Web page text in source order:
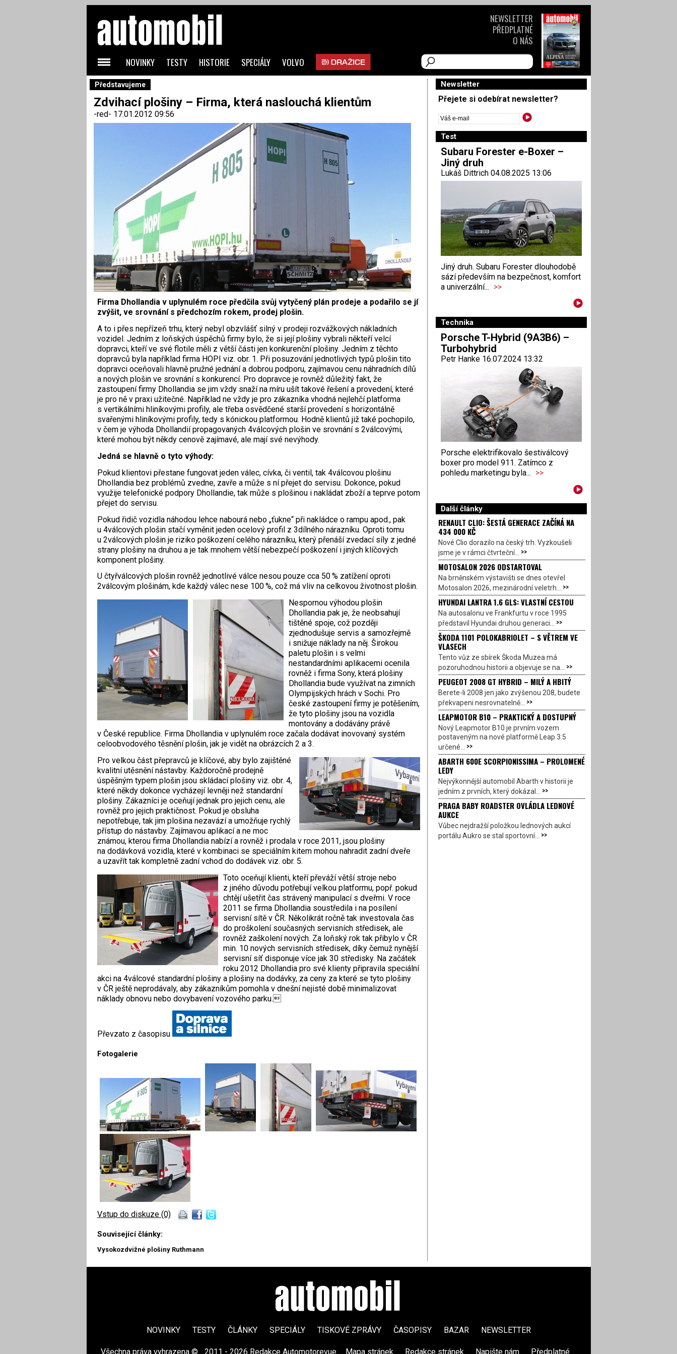
Představujeme
Zdvihací plošiny – Firma, která naslouchá klientům
-red- 17.01.2012 09:56
Firma Dhollandia v uplynulém roce předčila svůj vytyčený plán prodeje a podařilo se jí
zvýšit, ve srovnání s předchozím rokem, prodej plošin.
A to i přes nepřízeň trhu, který nebyl obzvlášť silný v prodeji rozvážkových nákladních
vozidel. Jedním z loňských úspěchů firmy bylo, že si její plošiny vybrali někteří velcí
dopravci, kteří ve své flotile měli z větší části jen konkurenční plošiny. Jedním z těchto
dopravců byla například firma HOPI viz. obr. 1. Při posuzování jednotlivých typů plošin tito
dopravci oceňovali hlavně pružné jednání a dobrou podporu, zajímavou cenu náhradních dílů
a nových plošin ve srovnání s konkurencí. Pro dopravce je rovněž důležitý fakt, že
zastoupení firmy Dhollandia se jim vždy snaží na míru ušít takové řešení a provedení, které
je pro ně v praxi užitečné. Například ne vždy je pro zákazníka vhodná nejlehčí platforma
s vertikálními hliníkovými profily, ale třeba osvědčené starší provedení s horizontálně
svařenými hliníkovými profily, tedy s kónickou platformou. Hodně klientů již také pochopilo,
v čem je výhoda Dhollandií propagovaných 4válcových plošin ve srovnání s 2válcovými,
které mohou být někdy cenově zajímavé, ale mají své nevýhody.
Jedná se hlavně o tyto výhody:
Pokud klientovi přestane fungovat jeden válec, cívka, či ventil, tak 4válcovou plošinu
Dhollandia bez problémů zvedne, zavře a může s ní přejet do servisu. Dokonce, pokud
využije telefonické podpory Dhollandie, tak může s plošinou i nakládat zboží a teprve potom
přejet do servisu.
Pokud řidič vozidla náhodou lehce nabourá nebo „ťukne“ při nakládce o rampu apod., pak
u 4válcových plošin stačí vyměnit jeden ocelový profil z 3dílného nárazníku. Oproti tomu
u 2válcových plošin je riziko poškození celého nárazníku, který přenáší zvedací síly z jedné
strany plošiny na druhou a je tak mnohem větší nebezpečí poškození i jiných klíčových
komponent plošiny.
U čtyřválcových plošin rovněž jednotlivé válce nesou pouze cca 50 % zatížení oproti
2válcovým plošinám, kde každý válec nese 100 %, což má vliv na celkovou životnost plošin.
Nespornou výhodou plošin
Dhollandia pak je, že neobsahují
tištěné spoje, což později
zjednodušuje servis a samozřejmě
i snižuje náklady na něj. Širokou
paletu plošin i s velmi
nestandardními aplikacemi ocenila
rovněž i firma Sony, která plošiny
Dhollandia bude využívat na zimních
Olympijských hrách v Sochi. Pro
české zastoupení firmy je potěšením,
že tyto plošiny jsou na vozidla
montovány a dodávány právě
v České republice. Firma Dhollandia v uplynulém roce začala dodávat inovovaný systém
celoobvodového těsnění plošin, jak je vidět na obrázcích 2 a 3.
Pro velkou část přepravců je klíčové, aby bylo zajištěné
kvalitní utěsnění nástavby. Každoročně prodejně
úspěšným typem plošin jsou skládací plošiny viz. obr. 4,
které někdy dokonce vycházejí levněji než standardní
plošiny. Zákazníci je oceňují jednak pro jejich cenu, ale
rovněž pro jejich praktičnost. Pokud je obsluha
nepotřebuje, tak jim plošina nezavází a umožňuje rychlý
přístup do nástavby. Zajímavou aplikací a ne moc
známou, kterou firma Dhollandia nabízí a rovněž i prodala v roce 2011, jsou plošiny
na dodávková vozidla, které v kombinaci se speciálním kitem mohou nahradit zadní dveře
a uzavřít tak kompletně zadní vchod do dodávek viz. obr. 5.
Toto oceňují klienti, kteří převáží větší stroje nebo
z jiného důvodu potřebují velkou platformu, popř. pokud
chtějí ušetřit čas strávený manipulací s dveřmi. V roce
2011 se firma Dhollandia soustředila i na posílení
servisní sítě v ČR. Několikrát ročně tak investovala čas
do proškolení současných servisních středisek, ale
rovněž zaškolení nových. Za loňský rok tak přibylo v ČR
min. 10 nových servisních středisek, díky čemuž nynější
servisní síť disponuje více jak 30 středisky. Na začátek
roku 2012 Dhollandia pro své klienty připravila speciální
akci na 4válcové standardní plošiny a plošiny na dodávky, za ceny za které se tyto plošiny
v ČR ještě neprodávaly, aby zákazníkům pomohla v dnešní nejisté době minimalizovat
náklady obnovu nebo dovybavení vozového parku.
Převzato z časopisu
Fotogalerie
Vstup do diskuze (0)
Související články:
Vysokozdvižné plošiny Ruthmann
Newsletter
Přejete si odebírat newsletter?
Test
Subaru Forester e-Boxer –
Jiný druh
Lukáš Dittrich 04.08.2025 13:06
Jiný druh. Subaru Forester dlouhodobě
sází především na bezpečnost, komfort
a univerzální... >>
Technika
Porsche T-Hybrid (9A3B6) –
Turbohybrid
Petr Hanke 16.07.2024 13:32
Porsche elektrifikovalo šestiválcový
boxer pro model 911. Zatímco z
pohledu marketingu byla... >>
Další články
RENAULT CLIO: ŠESTÁ GENERACE ZAČÍNÁ NA
434 000 KČ
Nové Clio dorazilo na český trh. Vyzkoušeli
jsme je v rámci čtvrteční... >>
MOTOSALON 2026 ODSTARTOVAL
Na brněnském výstavišti se dnes otevřel
Motosalon 2026, mezinárodní veletrh... >>
HYUNDAI LANTRA 1.6 GLS: VLASTNÍ CESTOU
Na autosalonu ve Frankfurtu v roce 1995
představil Hyundai druhou generaci... >>
ŠKODA 1101 POLOKABRIOLET – S VĚTREM VE
VLASECH
Tento vůz ze sbírek Škoda Muzea má
pozoruhodnou historii a objevuje se na... >>
PEUGEOT 2008 GT HYBRID – MILÝ A HBITÝ
Berete-li 2008 jen jako zvýšenou 208, budete
překvapeni nesrovnatelně... >>
LEAPMOTOR B10 – PRAKTICKÝ A DOSTUPNÝ
Nový Leapmotor B10 je prvním vozem
postaveným na nové platformě Leap 3.5
určené... >>
ABARTH 600E SCORPIONISSIMA – PROLOMENÉ
LEDY
Nejvýkonnější automobil Abarth v historii je
jedním z prvních, který dokázal... >>
PRAGA BABY ROADSTER OVLÁDLA LEDNOVÉ
AUKCE
Vůbec nejdražší položkou lednových aukcí
portálu Aukro se stal sportovní... >>
NOVINKY TESTY HISTORIE SPECIÁLY VOLVO
NEWSLETTER
PŘEDPLATNÉ
O NÁS
NOVINKY TESTY ČLÁNKY SPECIÁLY TISKOVÉ ZPRÁVY ČASOPISY BAZAR NEWSLETTER
Všechna práva vyhrazena © 2011 - 2026 Redakce Automotorevue Mapa stránek Redakce stránek Napište nám Předplatné